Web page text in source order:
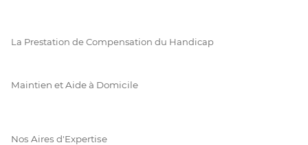
La Prestation de Compensation du Handicap
Maintien et Aide à Domicile
Nos Aires d'Expertise